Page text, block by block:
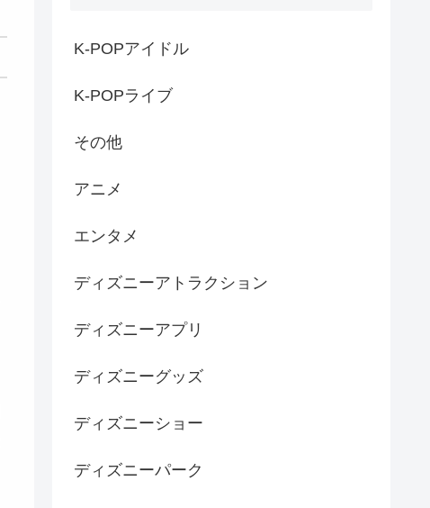
K-POPアイドル
K-POPライブ
その他
アニメ
エンタメ
ディズニーアトラクション
ディズニーアプリ
ディズニーグッズ
ディズニーショー
ディズニーパーク